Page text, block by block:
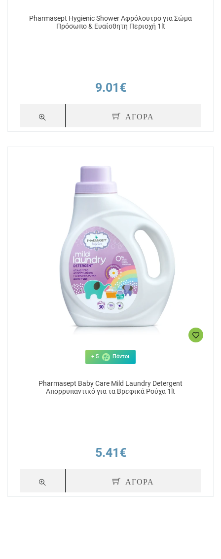
Pharmasept Hygienic Shower Αφρόλουτρο για Σώμα
Πρόσωπο & Ευαίσθητη Περιοχή 1lt
9.01€
ΑΓΟΡΑ
+ 5 Πόντοι
Pharmasept Baby Care Mild Laundry Detergent
Απορρυπαντικό για τα Βρεφικά Ρούχα 1lt
5.41€
ΑΓΟΡΑ